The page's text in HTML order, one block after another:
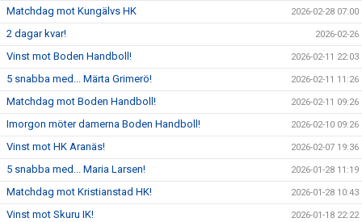
Matchdag mot Kungälvs HK 2026-02-28 07:00
2 dagar kvar! 2026-02-26
Vinst mot Boden Handboll! 2026-02-11 22:03
5 snabba med... Märta Grimerö! 2026-02-11 11:26
Matchdag mot Boden Handboll! 2026-02-11 09:26
Imorgon möter damerna Boden Handboll! 2026-02-10 09:26
Vinst mot HK Aranäs! 2026-02-07 19:36
5 snabba med... Maria Larsen! 2026-01-28 11:19
Matchdag mot Kristianstad HK! 2026-01-28 10:43
Vinst mot Skuru IK! 2026-01-18 22:22